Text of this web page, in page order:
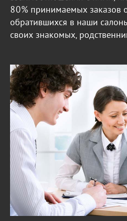
80% принимаемых заказов
обратившихся в наши
своих знакомых,